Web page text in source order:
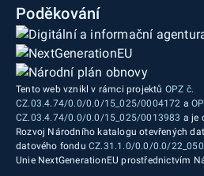
Poděkování
Tento web vznikl v rámci projektů OPZ č.
CZ.03.4.74/0.0/0.0/15_025/0004172 a
CZ.03.4.74/0.0/0.0/15_025/0013983 a je
Rozvoj Národního katalogu otevřených
datového fondu CZ.31.1.0/0.0/0.0/
Unie NextGenerationEU prostřednictvím